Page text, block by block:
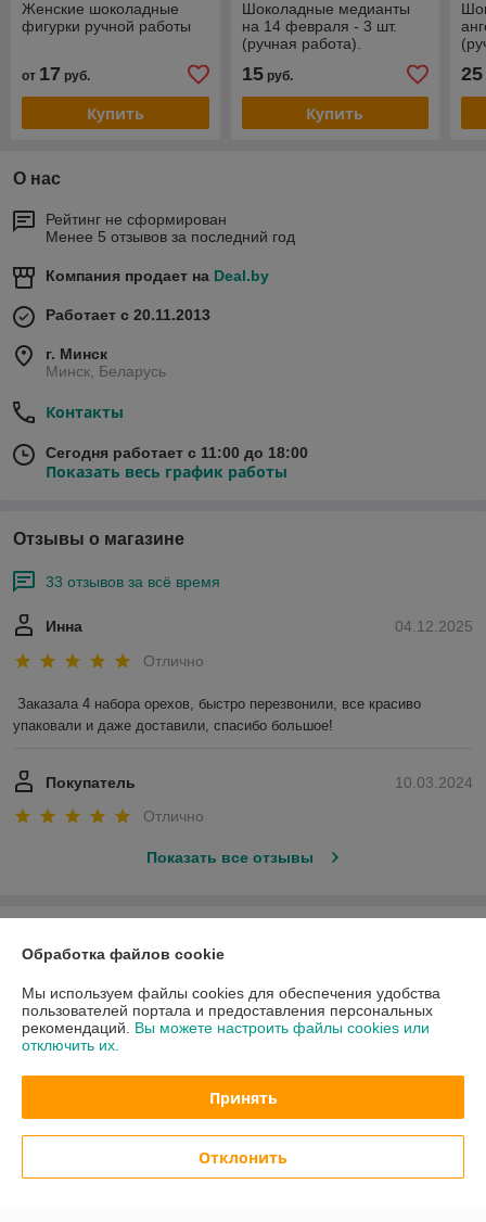
Женские шоколадные
фигурки ручной работы
от 17 руб.
Купить
Шоколадные медианты
на 14 февраля - 3 шт.
(ручная работа).
15руб.
Купить
25
О нас
Рейтинг не сформирован
Менее 5 отзывов за последний год
Компания продает на Deal.by
Работает с 20.11.2013
г. Минск
Минск, Беларусь
Контакты
Сегодня работает с 11:00 до 18:00
Показать весь график работы
Отзывы о магазине
33 отзывов за всё время
04.12.2025
Инна
Отлично
Заказала 4 набора орехов, быстро перезвонили, все красиво
упаковали и даже доставили, спасибо большое!
10.03.2024
Покупатель
Отлично
Показать все отзывы
Доставка и оплата
Полная версия сайта
Обработка файлов cookie
Мы используем файлы cookies для обеспечения удобства
пользователей портала и предоставления персональных
рекомендаций. Вы можете настроить файлы cookies или
отключить их.
Принять
Отклонить